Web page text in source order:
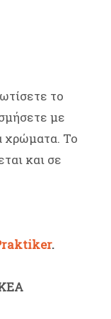
το
με
χρώματα. Το
και σε
.